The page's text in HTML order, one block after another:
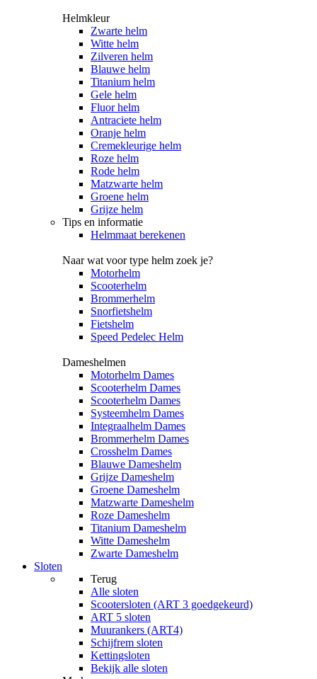
Helmkleur
Zwarte helm
Witte helm
Zilveren helm
Blauwe helm
Titanium helm
Gele helm
Fluor helm
Antraciete helm
Oranje helm
Cremekleurige helm
Roze helm
Rode helm
Matzwarte helm
Groene helm
Grijze helm
Tips en informatie
Helmmaat berekenen
Naar wat voor type helm zoek je?
Motorhelm
Scooterhelm
Brommerhelm
Snorfietshelm
Fietshelm
Speed Pedelec Helm
Dameshelmen
Motorhelm Dames
Scooterhelm Dames
Scooterhelm Dames
Systeemhelm Dames
Integraalhelm Dames
Brommerhelm Dames
Crosshelm Dames
Blauwe Dameshelm
Grijze Dameshelm
Groene Dameshelm
Matzwarte Dameshelm
Roze Dameshelm
Titanium Dameshelm
Witte Dameshelm
Zwarte Dameshelm
Sloten
Terug
Alle sloten
Scootersloten (ART 3 goedgekeurd)
ART 5 sloten
Muurankers (ART4)
Schijfrem sloten
Kettingsloten
Bekijk alle sloten